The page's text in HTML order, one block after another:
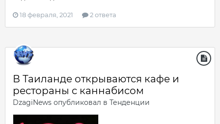
18 февраля, 2021 2 ответа
В Таиланде открываются кафе и
рестораны с каннабисом
DzagiNews опубликовал в Тенденции